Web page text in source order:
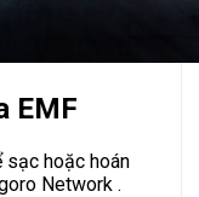
EMF
sạc hoặc hoán
Network .